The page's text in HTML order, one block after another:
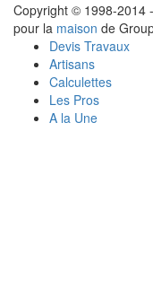
Copyright © 1998-2014
pour la maison de
Devis Travaux
Artisans
Calculettes
Les Pros
A la Une